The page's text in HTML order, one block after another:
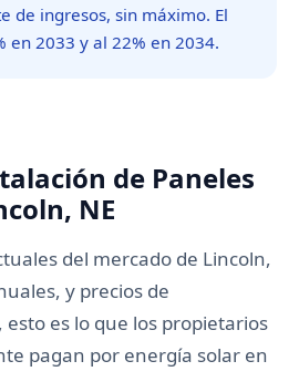
de ingresos, sin máximo. El
en 2033 y al 22% en 2034.
de Paneles
NE
del mercado de Lincoln,
y precios de
es lo que los propietarios
pagan por energía solar en